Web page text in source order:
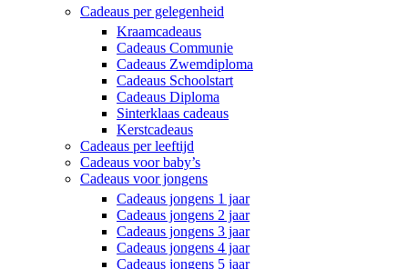
Cadeaus per gelegenheid
Kraamcadeaus
Cadeaus Communie
Cadeaus Zwemdiploma
Cadeaus Schoolstart
Cadeaus Diploma
Sinterklaas cadeaus
Kerstcadeaus
Cadeaus per leeftijd
Cadeaus voor baby’s
Cadeaus voor jongens
Cadeaus jongens 1 jaar
Cadeaus jongens 2 jaar
Cadeaus jongens 3 jaar
Cadeaus jongens 4 jaar
Cadeaus jongens 5 jaar